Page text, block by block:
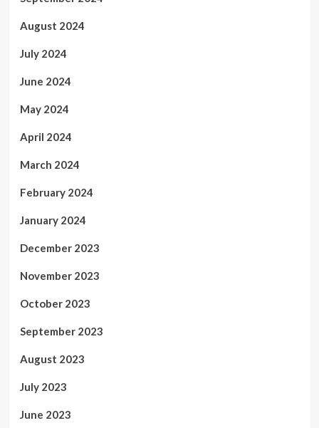
August 2024
July 2024
June 2024
May 2024
April 2024
March 2024
February 2024
January 2024
December 2023
November 2023
October 2023
September 2023
August 2023
July 2023
June 2023